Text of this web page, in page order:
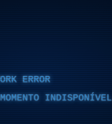
ERROR
INDISPONÍVEL